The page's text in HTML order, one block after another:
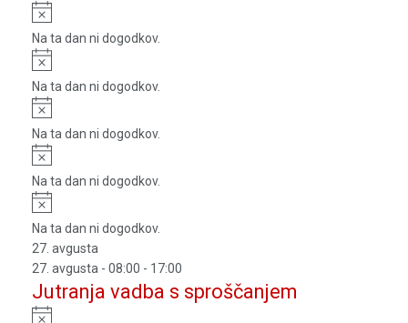
Notice
Na ta dan ni dogodkov.
Notice
Na ta dan ni dogodkov.
Notice
Na ta dan ni dogodkov.
Notice
Na ta dan ni dogodkov.
Notice
Na ta dan ni dogodkov.
27. avgusta
27. avgusta - 08:00 - 17:00
Jutranja vadba s sproščanjem
Notice